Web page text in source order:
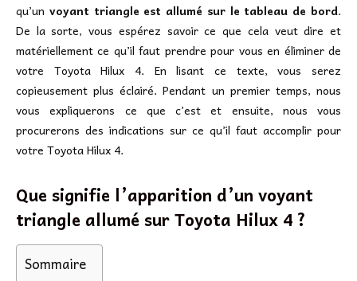
qu’un voyant triangle est allumé sur le tableau de bord.
De la sorte, vous espérez savoir ce que cela veut dire et
matériellement ce qu’il faut prendre pour vous en éliminer de
votre Toyota Hilux 4. En lisant ce texte, vous serez
copieusement plus éclairé. Pendant un premier temps, nous
vous expliquerons ce que c’est et ensuite, nous vous
procurerons des indications sur ce qu’il faut accomplir pour
votre Toyota Hilux 4.
Que signifie l’apparition d’un voyant
triangle allumé sur Toyota Hilux 4 ?
Sommaire